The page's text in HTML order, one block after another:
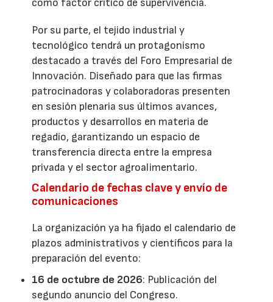
como factor crítico de supervivencia.
Por su parte, el tejido industrial y
tecnológico tendrá un protagonismo
destacado a través del Foro Empresarial de
Innovación. Diseñado para que las firmas
patrocinadoras y colaboradoras presenten
en sesión plenaria sus últimos avances,
productos y desarrollos en materia de
regadío, garantizando un espacio de
transferencia directa entre la empresa
privada y el sector agroalimentario.
Calendario de fechas clave y envío de
comunicaciones
La organización ya ha fijado el calendario de
plazos administrativos y científicos para la
preparación del evento:
16 de octubre de 2026: Publicación del
segundo anuncio del Congreso.